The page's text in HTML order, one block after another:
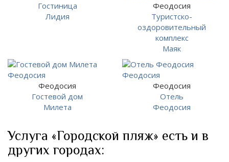
Гостиница
Лидия
Феодосия
Туристско-
оздоровительный
комплекс
Маяк
Феодосия
Гостевой дом
Милета
Феодосия
Отель
Феодосия
Услуга «Городской пляж» есть и в
других городах: